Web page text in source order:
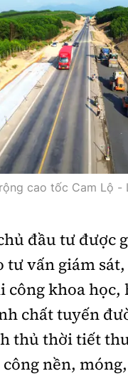
thị
thầu
thông
đoàn
thông
thông
Bộ Xây dựng
GP-BVHTTDL, cấp
Nguyễn Công Hoan,
cao tốc Cam Lộ -
đầu tư được
tư vấn giám
công khoa học,
chất tuyến
thủ thời tiết
nền,